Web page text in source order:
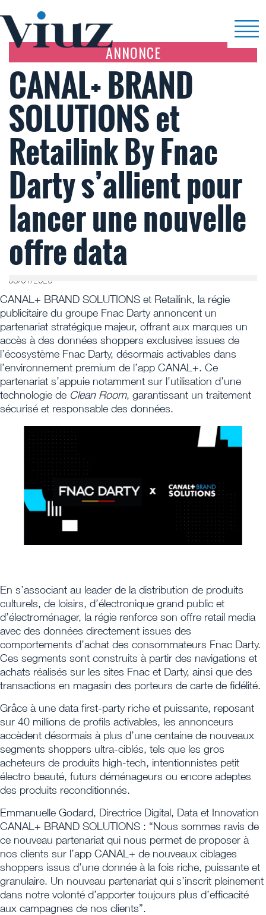
ANNONCE
CANAL+ BRAND
SOLUTIONS et
Retailink By Fnac
Darty s’allient pour
lancer une nouvelle
offre data
08/01/2026
CANAL+ BRAND SOLUTIONS et Retailink, la régie
publicitaire du groupe Fnac Darty annoncent un
partenariat stratégique majeur, offrant aux marques un
accès à des données shoppers exclusives issues de
l’écosystème Fnac Darty, désormais activables dans
l’environnement premium de l’app CANAL+. Ce
partenariat s’appuie notamment sur l’utilisation d’une
technologie de Clean Room, garantissant un traitement
sécurisé et responsable des données.
En s’associant au leader de la distribution de produits
culturels, de loisirs, d’électronique grand public et
d’électroménager, la régie renforce son offre retail media
avec des données directement issues des
comportements d’achat des consommateurs Fnac Darty.
Ces segments sont construits à partir des navigations et
achats réalisés sur les sites Fnac et Darty, ainsi que des
transactions en magasin des porteurs de carte de fidélité.
Grâce à une data first-party riche et puissante, reposant
sur 40 millions de profils activables, les annonceurs
accèdent désormais à plus d’une centaine de nouveaux
segments shoppers ultra-ciblés, tels que les gros
acheteurs de produits high-tech, intentionnistes petit
électro beauté, futurs déménageurs ou encore adeptes
des produits reconditionnés.
Emmanuelle Godard, Directrice Digital, Data et Innovation
CANAL+ BRAND SOLUTIONS : “Nous sommes ravis de
ce nouveau partenariat qui nous permet de proposer à
nos clients sur l’app CANAL+ de nouveaux ciblages
shoppers issus d’une donnée à la fois riche, puissante et
granulaire. Un nouveau partenariat qui s’inscrit pleinement
dans notre volonté d’apporter toujours plus d’efficacité
aux campagnes de nos clients”.